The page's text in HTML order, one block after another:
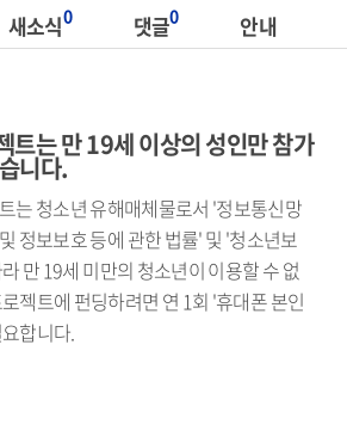
새소식0 댓글0 안내
트는 만 19세 이상의 성인만 참가
니다.
는 청소년 유해매체물로서 '정보통신망
정보보호 등에 관한 법률' 및 '청소년보
만 19세 미만의 청소년이 이용할 수 없
젝트에 펀딩하려면 연 1회 '휴대폰 본인
합니다.